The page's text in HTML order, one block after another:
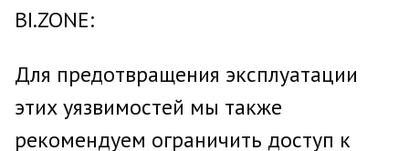
BI.ZONE:
Для предотвращения эксплуатации
этих уязвимостей мы также
рекомендуем ограничить доступ к